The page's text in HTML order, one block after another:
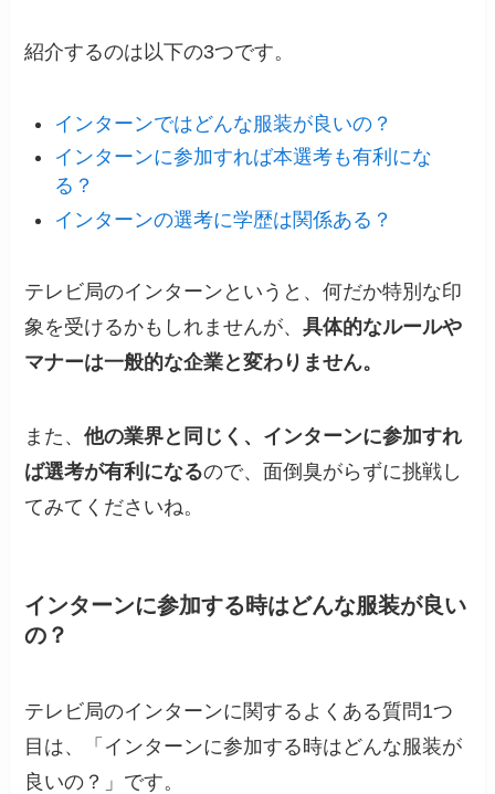
紹介するのは以下の3つです。
インターンではどんな服装が良いの？
インターンに参加すれば本選考も有利にな
る？
インターンの選考に学歴は関係ある？
テレビ局のインターンというと、何だか特別な印
象を受けるかもしれませんが、具体的なルールや
マナーは一般的な企業と変わりません。
また、他の業界と同じく、インターンに参加すれ
ば選考が有利になるので、面倒臭がらずに挑戦し
てみてくださいね。
インターンに参加する時はどんな服装が良い
の？
テレビ局のインターンに関するよくある質問1つ
目は、「インターンに参加する時はどんな服装が
良いの？」です。